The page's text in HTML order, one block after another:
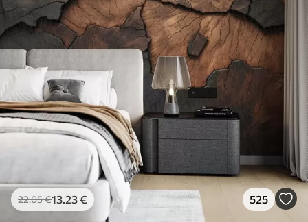
22.05€13 .23€ 525